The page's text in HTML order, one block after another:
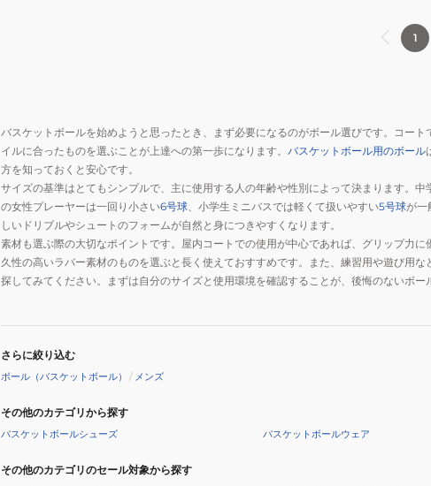
1
バスケットボールを始めようと思ったとき、まず必要になるのがボール選びです。コー
イルに合ったものを選ぶことが上達への第一歩になります。 バスケットボール用のボール
方を知っておくと安心です。
サイズの基準はとてもシンプルで、主に使用する人の年齢や性別によって決まります。中
の女性プレーヤーは一回り小さい6号球 、小学生ミニバスでは軽くて扱いやすい5号球が一
しいドリブルやシュートのフォームが自然と身につきやすくなります。
素材も選ぶ際の大切なポイントです。屋内コートでの使用が中心であれば、グリップ力
久性の高いラバー素材のものを選ぶと長く使えておすすめです。また、練習用や遊び用な
探してみてください。まずは自分のサイズと使用環境を確認することが、後悔のないボー
さらに絞り込む
ボール（バスケットボール） / メンズ
その他のカテゴリから探す
バスケットボールシューズ バスケットボールウェア
その他のカテゴリのセール対象から探す